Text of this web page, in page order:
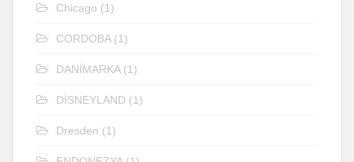
Chicago (1)
CORDOBA(1)
DANİMARKA(1)
DİSNEYLAND (1)
Dresden (1)